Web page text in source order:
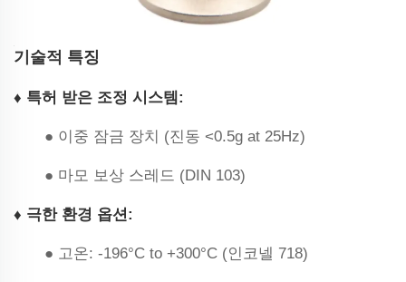
기술적 특징
‌♦ 특허 받은 조정 시스템:
● 이중 잠금 장치 (진동 <0.5g at 25Hz)
● 마모 보상 스레드 (DIN 103)
‌♦ 극한 환경 옵션:
● 고온: -196°C to +300°C (인코넬 718)